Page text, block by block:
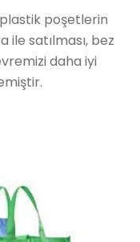
poşetlerin
ile satılması, bez
daha iyi